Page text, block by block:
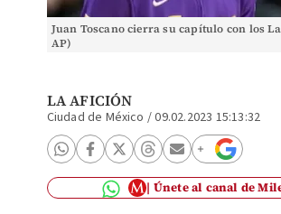
Juan Toscano cierra su capítulo con los
AP)
LA AFICIÓN
Ciudad de México /09.02.2023 15:13:32
Únete al canal de